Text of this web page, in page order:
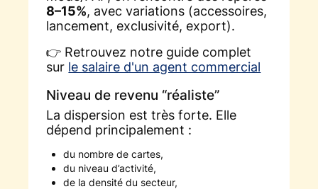
8–15%, avec variations (accessoires,
lancement, exclusivité, export).
👉 Retrouvez notre guide complet
sur le salaire d'un agent commercial
Niveau de revenu “réaliste”
La dispersion est très forte. Elle
dépend principalement :
du nombre de cartes,
du niveau d’activité,
de la densité du secteur,